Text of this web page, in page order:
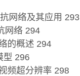
网络及其应用 293
网络 294
的概述 294
型 296
频超分辨率 298